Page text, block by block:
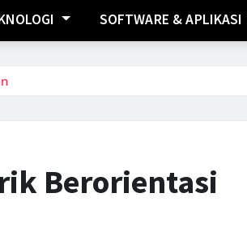
SOFTWARE & APLIKASI
Berorientasi